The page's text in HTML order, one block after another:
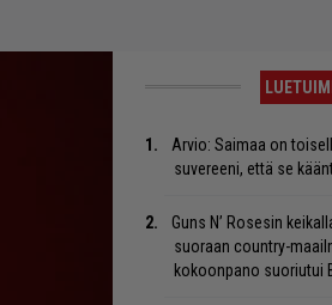
Arvio: Saimaa on
suvereeni, että se
Guns N’ Rosesin
suoraan country-
kokoonpano suoriutui